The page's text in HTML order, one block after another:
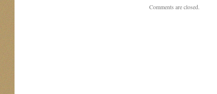
Comments are closed.